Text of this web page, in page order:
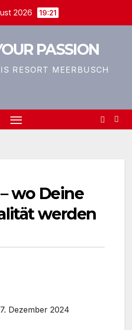
2026 19:21
PASSION
RESORT MEERBUSCH
wo Deine
werden
Dezember 2024